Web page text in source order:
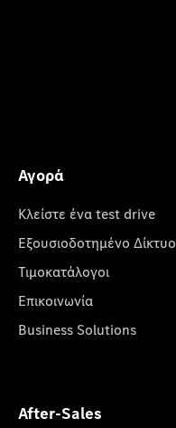
Αγορά
Κλείστε ένα test drive
Εξουσιοδοτημένο Δίκτυο
Τιμοκατάλογοι
Επικοινωνία
Business Solutions
After-Sales